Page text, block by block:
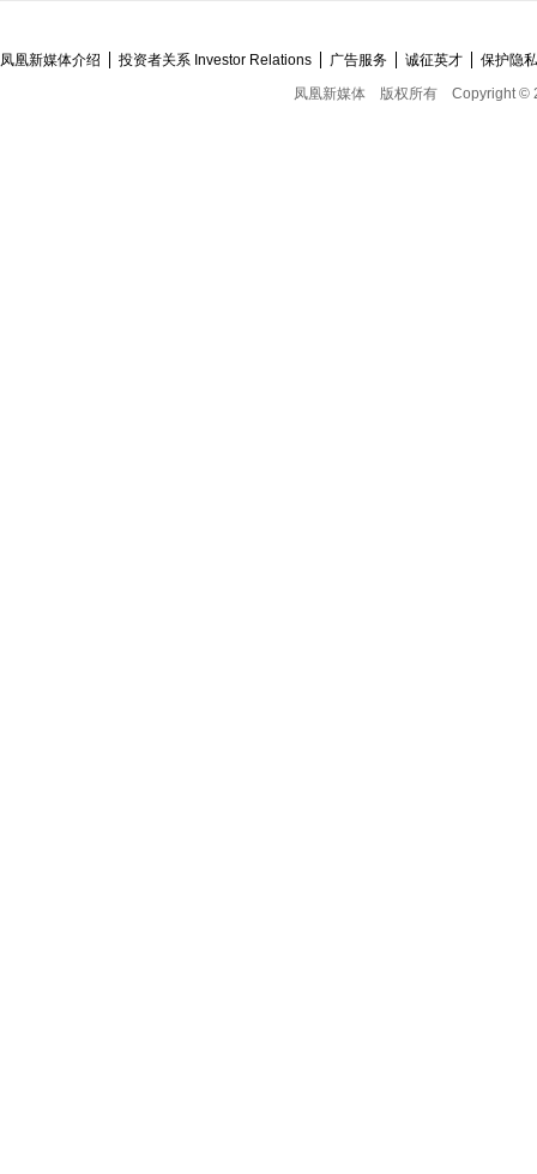
凤凰新媒体介绍 投资者关系 Investor Relations 广告服务 诚征英才
保护隐
凤凰新媒体
版权所有 Copyright ©